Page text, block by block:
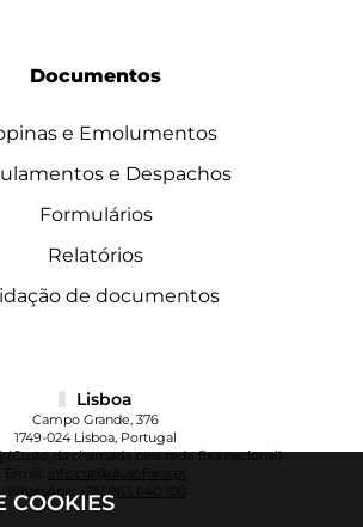
COOKIES
Documentos
e Emolumentos
e Despachos
Formulários
Relatórios
de documentos
Lisboa
Campo Grande, 376
1749-024 Lisboa, Portugal
(Custo da chamada para rede fixa nacional)
info.cul@ulusofona.pt
WhatsApp:+351 963 640 100